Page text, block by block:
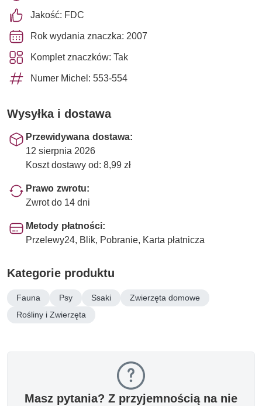
Jakość: FDC
Rok wydania znaczka: 2007
Komplet znaczków: Tak
Numer Michel: 553-554
Wysyłka i dostawa
Przewidywana dostawa:
12 sierpnia 2026
Koszt dostawy od: 8,99 zł
Prawo zwrotu:
Zwrot do 14 dni
Metody płatności:
Przelewy24, Blik, Pobranie, Karta płatnicza
Kategorie produktu
Fauna Psy Ssaki
Zwierzęta domowe
Rośliny i Zwierzęta
Masz pytania? Z przyjemnością na nie